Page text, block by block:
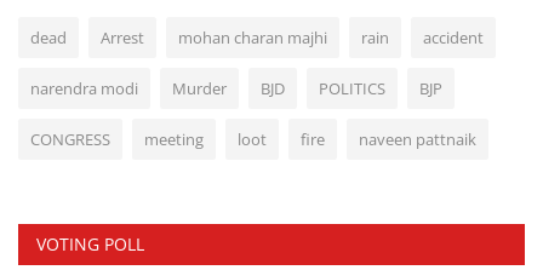
dead Arrest mohan charan majhi rain accident
narendra modi Murder BJD POLITICS BJP
CONGRESS meeting loot fire naveen pattnaik
VOTING POLL